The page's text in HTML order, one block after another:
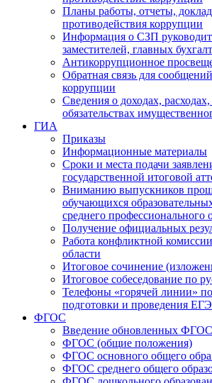
Планы работы, отчеты,
противодействия коррупции
Информация о СЗП
заместителей, главных
Антикоррупционное
Обратная связь для
коррупции
Сведения о доходах,
обязательствах
ГИА
Приказы
Информационные материалы
Сроки и места подачи
государственной итоговой
Вниманию выпускников
обучающихся
среднего профессионального
Получение официальных
Работа конфликтной
области
Итоговое сочинение
Итоговое собеседование по
Телефоны «горячей линии»
подготовки и проведения ЕГЭ
ФГОС
Введение обновленных
ФГОС (общие положения)
ФГОС основного общего
ФГОС среднего общего